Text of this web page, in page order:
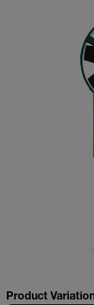
Product